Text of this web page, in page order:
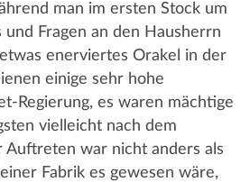
man im ersten Stock um
und Fragen an den Hausherrn
enerviertes Orakel in der
einige sehr hohe
Regierung, es waren mächtige
vielleicht nach dem
Auftreten war nicht anders als
Fabrik es gewesen wäre,